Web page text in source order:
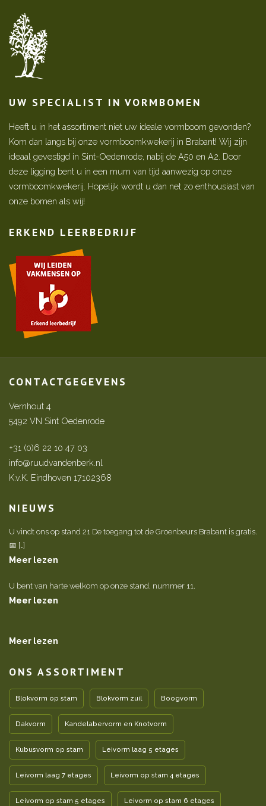
UW SPECIALIST IN VORMBOMEN
Heeft u in het assortiment niet uw ideale vormboom gevonden?
Kom dan langs bij onze vormboomkwekerij in Brabant! Wij zijn
ideaal gevestigd in Sint-Oedenrode, nabij de A50 en A2. Door
deze ligging bent u in een mum van tijd aanwezig op onze
vormboomkwekerij. Hopelijk wordt u dan net zo enthousiast van
onze bomen als wij!
ERKEND LEERBEDRIJF
CONTACTGEGEVENS
Vernhout 4
5492 VN Sint Oedenrode
+31 (0)6 22 10 47 03
info@ruudvandenberk.nl
K.v.K. Eindhoven 17102368
NIEUWS
U vindt ons op stand 21 De toegang tot de Groenbeurs Brabant is gratis.
📅 […]
Meer lezen
U bent van harte welkom op onze stand, nummer 11.
Meer lezen
Meer lezen
ONS ASSORTIMENT
Blokvorm op stam Blokvorm zuil Boogvorm
Dakvorm Kandelabervorm en Knotvorm
Kubusvorm op stam Leivorm laag 5 etages
Leivorm laag 7 etages Leivorm op stam 4 etages
Leivorm op stam 5 etages Leivorm op stam 6 etages